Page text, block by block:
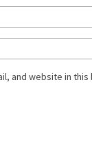
and website in